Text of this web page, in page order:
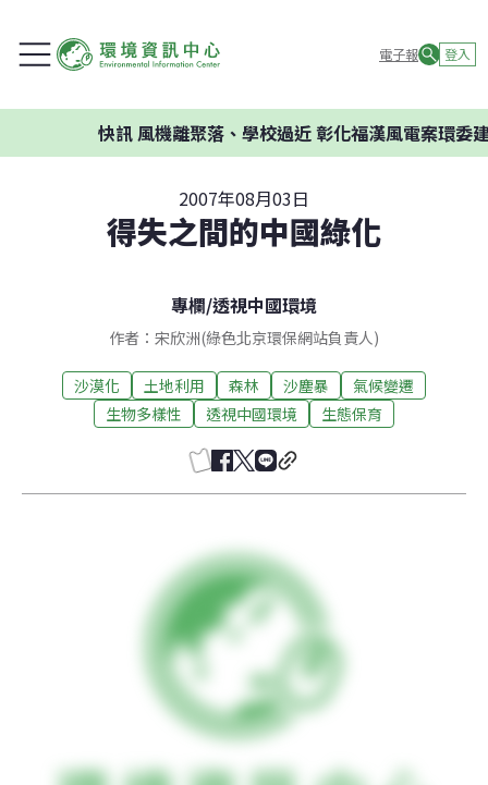
電子報 登入
快訊風機離聚落、學校過近 彰化福漢風電案環委建議
2007年08月03日
得失之間的中國綠化
專欄/透視中國環境
作者：宋欣洲(綠色北京環保網站負責人)
沙漠化 土地利用 森林 沙塵暴
氣候變遷
生物多樣性
透視中國環境 生態保育